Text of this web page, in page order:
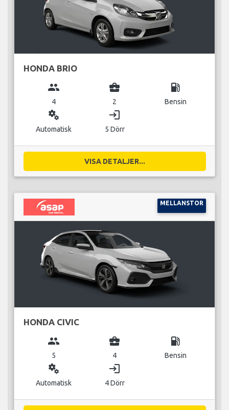
HONDA BRIO
group
4
business_center
2
local_gas_station
Bensin
miscellaneous_services
Automatisk
login
5 Dörr
VISA DETALJER...
MELLANSTOR
HONDA CIVIC
group
5
business_center
4
local_gas_station
Bensin
miscellaneous_services
Automatisk
login
4 Dörr